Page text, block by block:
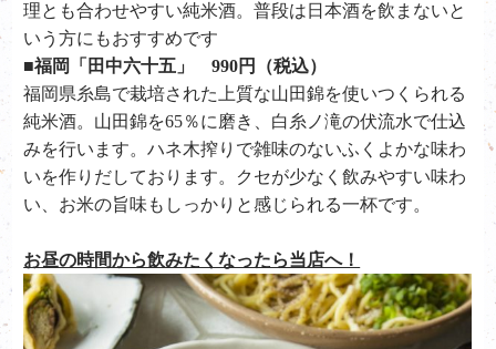
理とも合わせやすい純米酒。普段は日本酒を飲まないと
いう方にもおすすめです
■福岡「田中六十五」 990円（税込）
福岡県糸島で栽培された上質な山田錦を使いつくられる
純米酒。山田錦を65％に磨き、白糸ノ滝の伏流水で仕込
みを行います。ハネ木搾りで雑味のないふくよかな味わ
いを作りだしております。クセが少なく飲みやすい味わ
い、お米の旨味もしっかりと感じられる一杯です。
お昼の時間から飲みたくなったら当店へ！